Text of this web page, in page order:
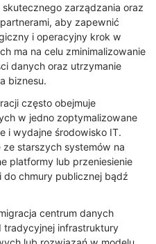
zarządzania oraz
aby zapewnić
i operacyjny krok w
ma na celu zminimalizowanie
danych oraz utrzymanie
biznesu.
często obejmuje
w jedno zoptymalizowane
i wydajne środowisko IT.
starszych systemów na
platformy lub przeniesienie
chmury publicznej bądź
centrum danych
tradycyjnej infrastruktury